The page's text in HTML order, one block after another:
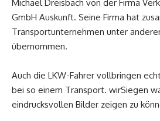
Michael Dreisbach von der Firma
GmbH Auskunft. Seine Firma hat
Transportunternehmen unter
übernommen.
Auch die LKW-Fahrer vollbringen
bei so einem Transport. wirSiegen
eindrucksvollen Bilder zeigen zu